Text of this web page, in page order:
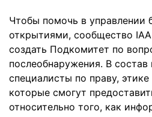
Чтобы помочь в управлении
открытиями, сообщество
создать Подкомитет по
послеобнаружения. В состав
специалисты по праву,
которые смогут
относительно того, как